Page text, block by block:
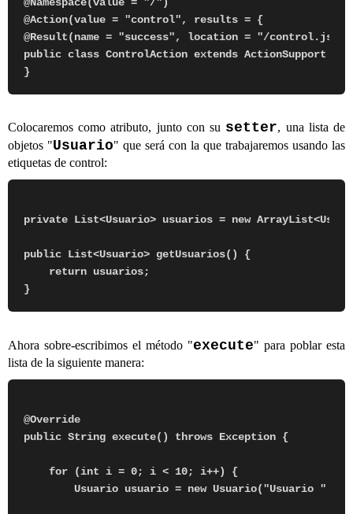
@Action(value = "control", results = {
@Result(name = "success", location = "/
public class ControlAction extends ActionSupport {
Colocaremos como atributo, junto con su setter, una lista de
objetos "Usuario" que será con la que trabajaremos usando las
etiquetas de control:
private List<Usuario> usuarios = new
public List<Usuario> getUsuarios() {
    return usuarios;
Ahora sobre-escribimos el método "execute" para poblar esta
lista de la siguiente manera:
@Override
public String execute() throws Exception {
    for (int i = 0; i < 10; i++) {
Usuario usuario = new Usuario("Usuario " +